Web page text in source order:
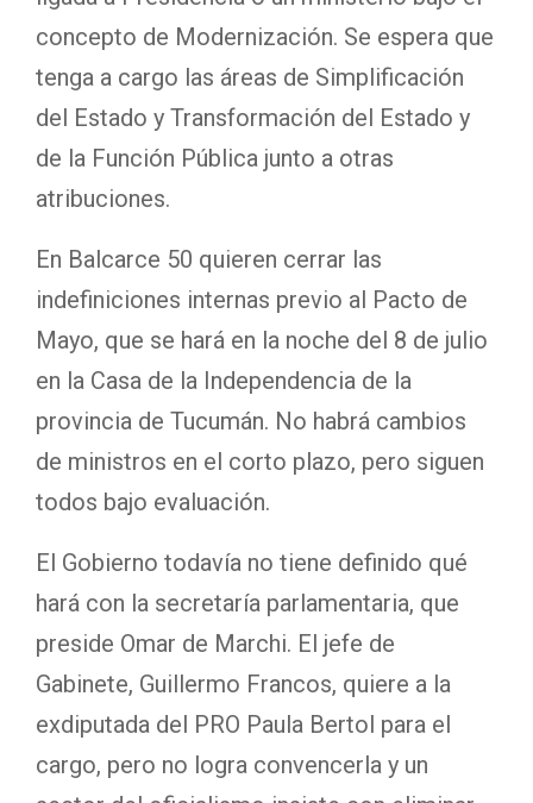
concepto de Modernización. Se espera que
tenga a cargo las áreas de Simplificación
del Estado y Transformación del Estado y
de la Función Pública junto a otras
atribuciones.
En Balcarce 50 quieren cerrar las
indefiniciones internas previo al Pacto de
Mayo, que se hará en la noche del 8 de julio
en la Casa de la Independencia de la
provincia de Tucumán. No habrá cambios
de ministros en el corto plazo, pero siguen
todos bajo evaluación.
El Gobierno todavía no tiene definido qué
hará con la secretaría parlamentaria, que
preside Omar de Marchi. El jefe de
Gabinete, Guillermo Francos, quiere a la
exdiputada del PRO Paula Bertol para el
cargo, pero no logra convencerla y un